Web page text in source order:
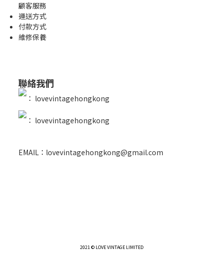
顧客服務
運送方式
付款方式
維修保養
聯絡我們
： lovevintagehongkong
： lovevintagehongkong
EMAIL：lovevintagehongkong@gmail.com
2021 © LOVE VINTAGE LIMITED